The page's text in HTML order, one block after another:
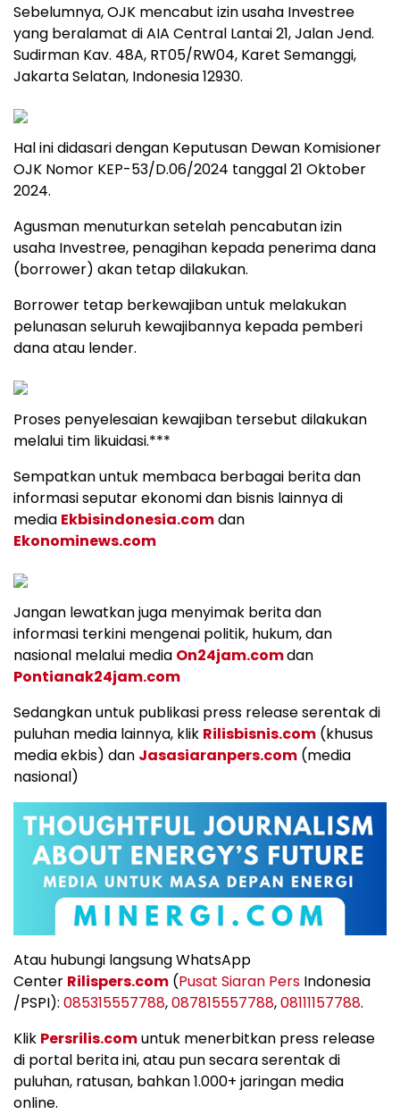
Sebelumnya, OJK mencabut izin usaha Investree
yang beralamat di AIA Central Lantai 21, Jalan Jend.
Sudirman Kav. 48A, RT05/RW04, Karet Semanggi,
Jakarta Selatan, Indonesia 12930.
Hal ini didasari dengan Keputusan Dewan Komisioner
OJK Nomor KEP-53/D.06/2024 tanggal 21 Oktober
2024.
Agusman menuturkan setelah pencabutan izin
usaha Investree, penagihan kepada penerima dana
(borrower) akan tetap dilakukan.
Borrower tetap berkewajiban untuk melakukan
pelunasan seluruh kewajibannya kepada pemberi
dana atau lender.
Proses penyelesaian kewajiban tersebut dilakukan
melalui tim likuidasi.***
Sempatkan untuk membaca berbagai berita dan
informasi seputar ekonomi dan bisnis lainnya di
media Ekbisindonesia.comdan
Ekonominews.com
Jangan lewatkan juga menyimak berita dan
informasi terkini mengenai politik, hukum, dan
nasional melalui media On24jam.comdan
Pontianak24jam.com
Sedangkan untuk publikasi press release serentak di
puluhan media lainnya, klik Rilisbisnis.com (khusus
media ekbis) dan Jasasiaranpers.com (media
nasional)
Atau hubungi langsung WhatsApp
Center Rilispers.com (Pusat Siaran Pers Indonesia
/PSPI): 085315557788,087815557788,08111157788.
Klik Persrilis.comuntuk menerbitkan press release
di portal berita ini, atau pun secara serentak di
puluhan, ratusan, bahkan 1.000+ jaringan media
online.